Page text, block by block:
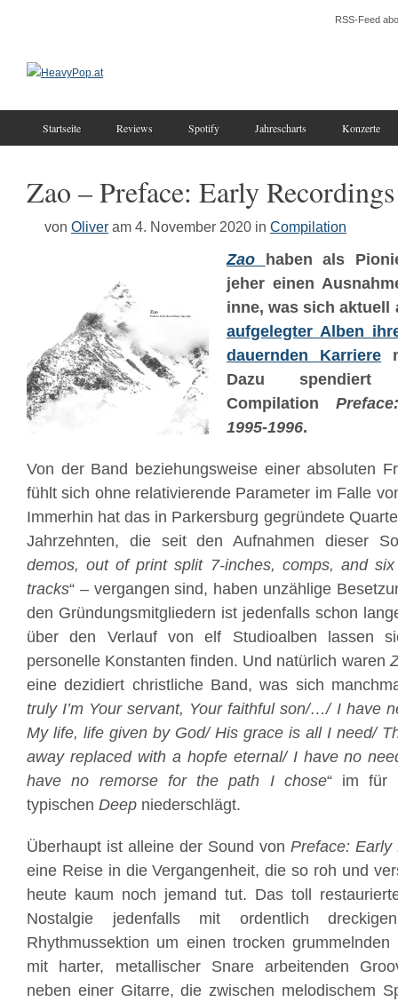
RSS-Feed
Startseite Reviews Spotify Jahrescharts Konzerte
Zao – Preface: Early
von Oliver am 4. November 2020 in Compilation
Zao
haben als
jeher einen
inne, was sich aktuell
aufgelegter Alben
dauernden Karriere
Dazu
Compilation
1995-1996.
Von der Band beziehungsweise einer absoluten
fühlt sich ohne relativierende Parameter im Falle
Immerhin hat das in Parkersburg gegründete
Jahrzehnten, die seit den Aufnahmen dieser
demos, out of print split 7-inches, comps, and six
tracks“ – vergangen sind, haben unzählige
den Gründungsmitgliedern ist jedenfalls schon
über den Verlauf von elf Studioalben lassen
personelle Konstanten finden. Und natürlich waren
eine dezidiert christliche Band, was sich
truly I’m Your servant, Your faithful son/…/ I have
My life, life given by God/ His grace is all I need/
away replaced with a hopfe eternal/ I have no
have no remorse for the path I chose“ im für
typischen Deep niederschlägt.
Überhaupt ist alleine der Sound von Preface: Early
eine Reise in die Vergangenheit, die so roh und
heute kaum noch jemand tut. Das toll
Nostalgie jedenfalls mit ordentlich
Rhythmussektion um einen trocken
mit harter, metallischer Snare arbeitenden
neben einer Gitarre, die zwischen melodischem